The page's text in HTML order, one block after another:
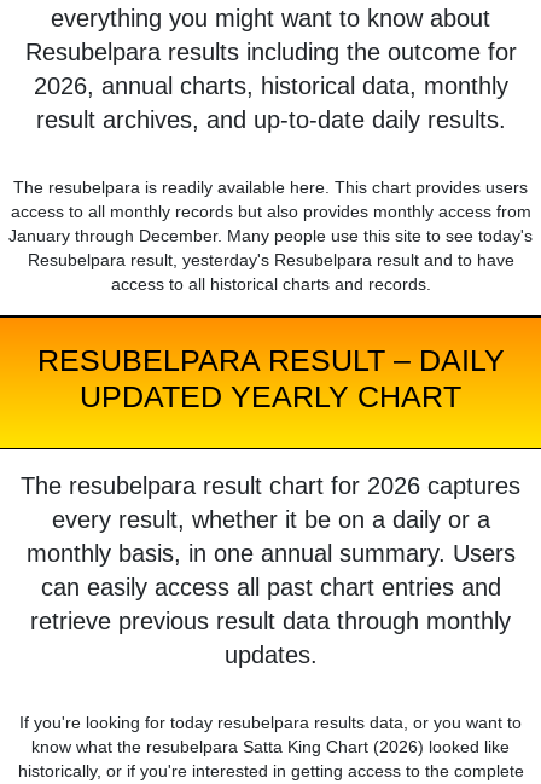
everything you might want to know about
Resubelpara results including the outcome for
2026, annual charts, historical data, monthly
result archives, and up-to-date daily results.
The resubelpara is readily available here. This chart provides users
access to all monthly records but also provides monthly access from
January through December. Many people use this site to see today's
Resubelpara result, yesterday's Resubelpara result and to have
access to all historical charts and records.
RESUBELPARA RESULT – DAILY
UPDATED YEARLY CHART
The resubelpara result chart for 2026 captures
every result, whether it be on a daily or a
monthly basis, in one annual summary. Users
can easily access all past chart entries and
retrieve previous result data through monthly
updates.
If you're looking for today resubelpara results data, or you want to
know what the resubelpara Satta King Chart (2026) looked like
historically, or if you're interested in getting access to the complete